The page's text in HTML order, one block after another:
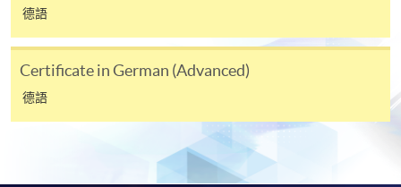
而取消）之外，一切已繳費用概不退還。如獲學院批
支票或繳費靈（只限網上付款）方式繳交之款項，將
以支票退款；以信用卡繳交之款項，退款將直接退還
到支付款項時使用的信用卡戶口。
除本學院網頁所列明的學費外，個別課程或有其他額
外收費，詳情請聯絡有關學科職員。
學費及學額不得轉讓他人。一經取錄，學員不得轉讀
德語
Certificate in German (Advanced)
德語